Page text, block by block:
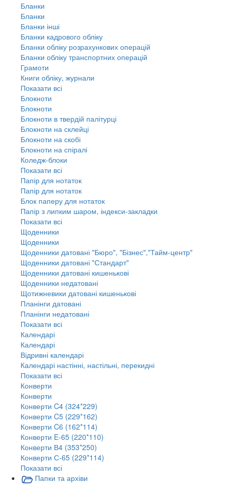
Бланки
Бланки
Бланки інші
Бланки кадрового обліку
Бланки обліку розрахункових операцій
Бланки обліку транспортних операцій
Грамоти
Книги обліку, журнали
Показати всі
Блокноти
Блокноти
Блокноти в твердій палітурці
Блокноти на склейці
Блокноти на скобі
Блокноти на спіралі
Коледж-блоки
Показати всі
Папір для нотаток
Папір для нотаток
Блок паперу для нотаток
Папір з липким шаром, індекси-закладки
Показати всі
Щоденники
Щоденники
Щоденники датовані "Бюро", "Бізнес","Тайм-центр"
Щоденники датовані "Стандарт"
Щоденники датовані кишенькові
Щоденники недатовані
Щотижневики датовані кишенькові
Планінги датовані
Планінги недатовані
Показати всі
Календарі
Календарі
Відривні календарі
Календарі настінні, настільні, перекидні
Показати всі
Конверти
Конверти
Конверти C4 (324*229)
Конверти C5 (229*162)
Конверти C6 (162*114)
Конверти E-65 (220*110)
Конверти В4 (353*250)
Конверти С-65 (229*114)
Показати всі
Папки та архіви